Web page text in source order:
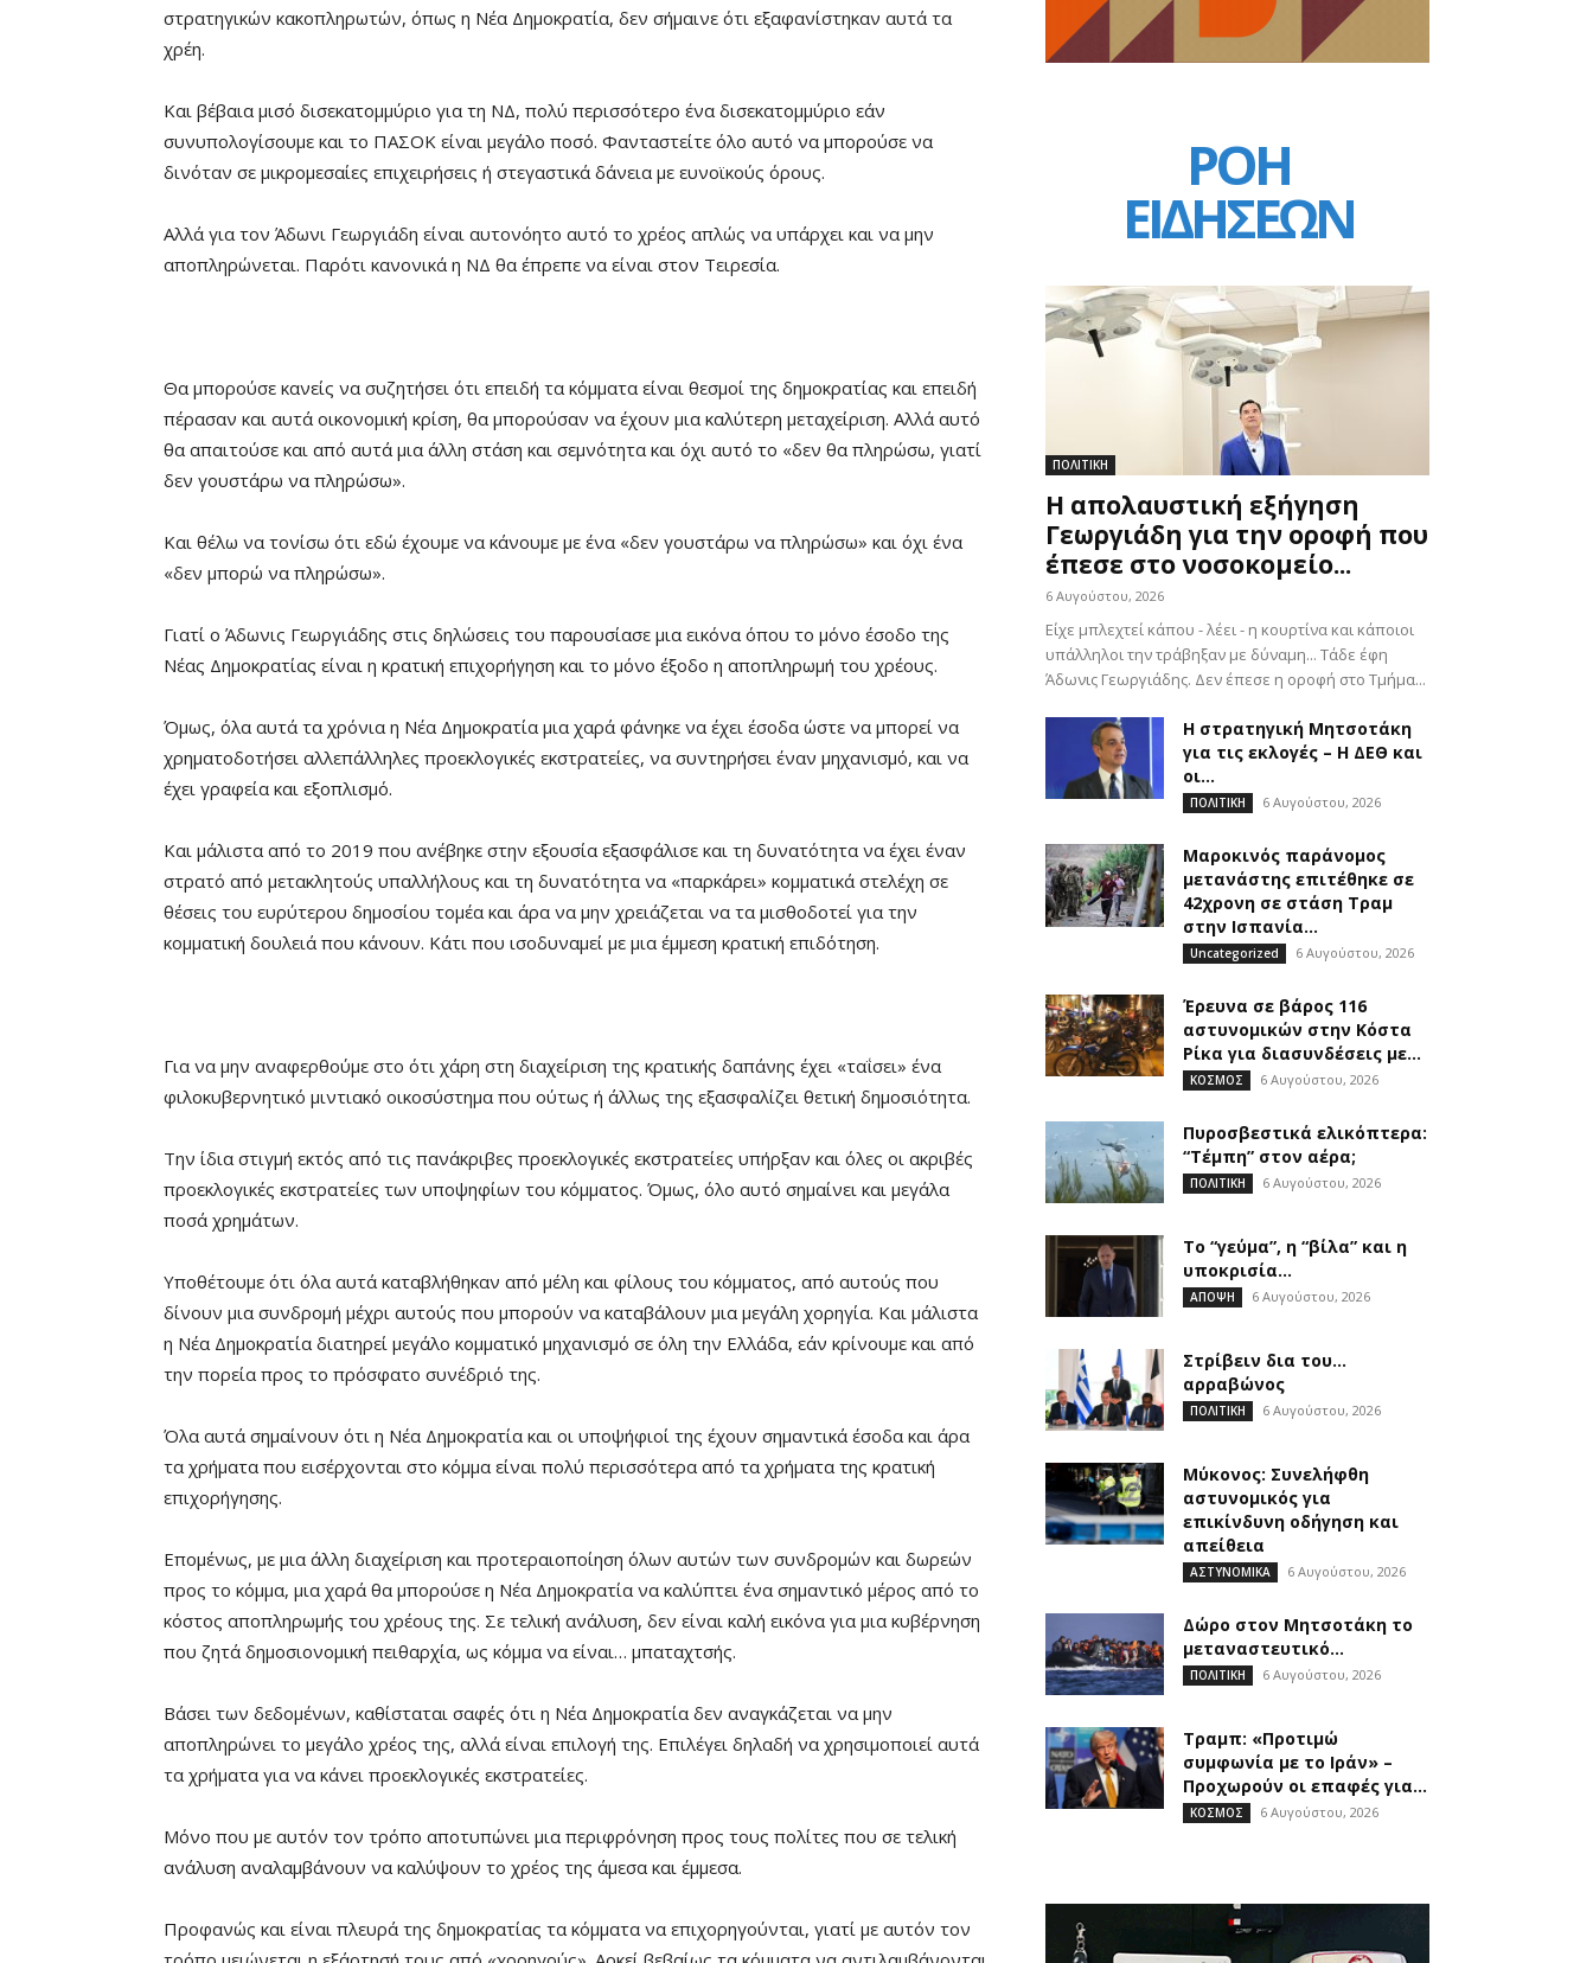
στρατηγικών κακοπληρωτών, όπως η Νέα Δημοκρατία, δεν σήμαινε ότι εξαφανίστηκαν αυτά τα
χρέη.
Και βέβαια μισό δισεκατομμύριο για τη ΝΔ, πολύ περισσότερο ένα δισεκατομμύριο εάν
συνυπολογίσουμε και το ΠΑΣΟΚ είναι μεγάλο ποσό. Φανταστείτε όλο αυτό να μπορούσε να
δινόταν σε μικρομεσαίες επιχειρήσεις ή στεγαστικά δάνεια με ευνοϊκούς όρους.
Αλλά για τον Άδωνι Γεωργιάδη είναι αυτονόητο αυτό το χρέος απλώς να υπάρχει και να μην
αποπληρώνεται. Παρότι κανονικά η ΝΔ θα έπρεπε να είναι στον Τειρεσία.
Θα μπορούσε κανείς να συζητήσει ότι επειδή τα κόμματα είναι θεσμοί της δημοκρατίας και επειδή
πέρασαν και αυτά οικονομική κρίση, θα μπορούσαν να έχουν μια καλύτερη μεταχείριση. Αλλά αυτό
θα απαιτούσε και από αυτά μια άλλη στάση και σεμνότητα και όχι αυτό το «δεν θα πληρώσω, γιατί
δεν γουστάρω να πληρώσω».
Και θέλω να τονίσω ότι εδώ έχουμε να κάνουμε με ένα «δεν γουστάρω να πληρώσω» και όχι ένα
«δεν μπορώ να πληρώσω».
Γιατί ο Άδωνις Γεωργιάδης στις δηλώσεις του παρουσίασε μια εικόνα όπου το μόνο έσοδο της
Νέας Δημοκρατίας είναι η κρατική επιχορήγηση και το μόνο έξοδο η αποπληρωμή του χρέους.
Όμως, όλα αυτά τα χρόνια η Νέα Δημοκρατία μια χαρά φάνηκε να έχει έσοδα ώστε να μπορεί να
χρηματοδοτήσει αλλεπάλληλες προεκλογικές εκστρατείες, να συντηρήσει έναν μηχανισμό, και να
έχει γραφεία και εξοπλισμό.
Και μάλιστα από το 2019 που ανέβηκε στην εξουσία εξασφάλισε και τη δυνατότητα να έχει έναν
στρατό από μετακλητούς υπαλλήλους και τη δυνατότητα να «παρκάρει» κομματικά στελέχη σε
θέσεις του ευρύτερου δημοσίου τομέα και άρα να μην χρειάζεται να τα μισθοδοτεί για την
κομματική δουλειά που κάνουν. Κάτι που ισοδυναμεί με μια έμμεση κρατική επιδότηση.
Για να μην αναφερθούμε στο ότι χάρη στη διαχείριση της κρατικής δαπάνης έχει «ταΐσει» ένα
φιλοκυβερνητικό μιντιακό οικοσύστημα που ούτως ή άλλως της εξασφαλίζει θετική δημοσιότητα.
Την ίδια στιγμή εκτός από τις πανάκριβες προεκλογικές εκστρατείες υπήρξαν και όλες οι ακριβές
προεκλογικές εκστρατείες των υποψηφίων του κόμματος. Όμως, όλο αυτό σημαίνει και μεγάλα
ποσά χρημάτων.
Υποθέτουμε ότι όλα αυτά καταβλήθηκαν από μέλη και φίλους του κόμματος, από αυτούς που
δίνουν μια συνδρομή μέχρι αυτούς που μπορούν να καταβάλουν μια μεγάλη χορηγία. Και μάλιστα
η Νέα Δημοκρατία διατηρεί μεγάλο κομματικό μηχανισμό σε όλη την Ελλάδα, εάν κρίνουμε και από
την πορεία προς το πρόσφατο συνέδριό της.
Όλα αυτά σημαίνουν ότι η Νέα Δημοκρατία και οι υποψήφιοί της έχουν σημαντικά έσοδα και άρα
τα χρήματα που εισέρχονται στο κόμμα είναι πολύ περισσότερα από τα χρήματα της κρατική
επιχορήγησης.
Επομένως, με μια άλλη διαχείριση και προτεραιοποίηση όλων αυτών των συνδρομών και δωρεών
προς το κόμμα, μια χαρά θα μπορούσε η Νέα Δημοκρατία να καλύπτει ένα σημαντικό μέρος από το
κόστος αποπληρωμής του χρέους της. Σε τελική ανάλυση, δεν είναι καλή εικόνα για μια κυβέρνηση
που ζητά δημοσιονομική πειθαρχία, ως κόμμα να είναι… μπαταχτσής.
Βάσει των δεδομένων, καθίσταται σαφές ότι η Νέα Δημοκρατία δεν αναγκάζεται να μην
αποπληρώνει το μεγάλο χρέος της, αλλά είναι επιλογή της. Επιλέγει δηλαδή να χρησιμοποιεί αυτά
τα χρήματα για να κάνει προεκλογικές εκστρατείες.
Μόνο που με αυτόν τον τρόπο αποτυπώνει μια περιφρόνηση προς τους πολίτες που σε τελική
ανάλυση αναλαμβάνουν να καλύψουν το χρέος της άμεσα και έμμεσα.
Προφανώς και είναι πλευρά της δημοκρατίας τα κόμματα να επιχορηγούνται, γιατί με αυτόν τον
ΡΟΗ
ΕΙΔΗΣΕΩΝ
ΠΟΛΙΤΙΚΗ
Η απολαυστική εξήγηση
Γεωργιάδη για την οροφή που
έπεσε στο νοσοκομείο...
6 Αυγούστου, 2026
Είχε μπλεχτεί κάπου - λέει - η κουρτίνα και κάποιοι
υπάλληλοι την τράβηξαν με δύναμη... Τάδε έφη
Άδωνις Γεωργιάδης. Δεν έπεσε η οροφή στο Τμήμα...
Η στρατηγική Μητσοτάκη
για τις εκλογές – Η ΔΕΘ και
οι...
ΠΟΛΙΤΙΚΗ 6 Αυγούστου, 2026
Μαροκινός παράνομος
μετανάστης επιτέθηκε σε
42χρονη σε στάση Τραμ
στην Ισπανία...
Uncategorized 6 Αυγούστου, 2026
Έρευνα σε βάρος 116
αστυνομικών στην Κόστα
Ρίκα για διασυνδέσεις με...
ΚΟΣΜΟΣ 6 Αυγούστου, 2026
Πυροσβεστικά ελικόπτερα:
“Τέμπη” στον αέρα;
ΠΟΛΙΤΙΚΗ 6 Αυγούστου, 2026
Το “γεύμα”, η “βίλα” και η
υποκρισία…
ΑΠΟΨΗ 6 Αυγούστου, 2026
Στρίβειν δια του…
αρραβώνος
ΠΟΛΙΤΙΚΗ 6 Αυγούστου, 2026
Μύκονος: Συνελήφθη
αστυνομικός για
επικίνδυνη οδήγηση και
απείθεια
ΑΣΤΥΝΟΜΙΚΑ 6 Αυγούστου, 2026
Δώρο στον Μητσοτάκη το
μεταναστευτικό…
ΠΟΛΙΤΙΚΗ 6 Αυγούστου, 2026
Τραμπ: «Προτιμώ
συμφωνία με το Ιράν» –
Προχωρούν οι επαφές για...
ΚΟΣΜΟΣ 6 Αυγούστου, 2026